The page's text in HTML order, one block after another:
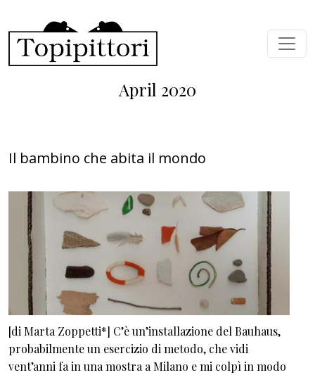
April 2020
Il bambino che abita il mondo
[di Marta Zoppetti*] C’è un’installazione del Bauhaus,
probabilmente un esercizio di metodo, che vidi
vent’anni fa in una mostra a Milano e mi colpì in modo